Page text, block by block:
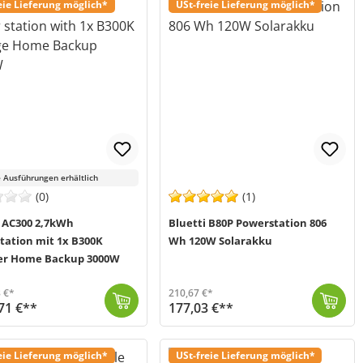
Lieferung möglich*
Ausführungen erhältlich
(0)
2,7kWh
mit 1x B300K
Home Backup 3000W
€*
€**
USt-freie Lieferung möglich*
(1)
Bluetti B80P Powerstation 806
Wh 120W Solarakku
210,67 €*
177,03 €**
Lieferung möglich* USt-freie Lieferung möglich*